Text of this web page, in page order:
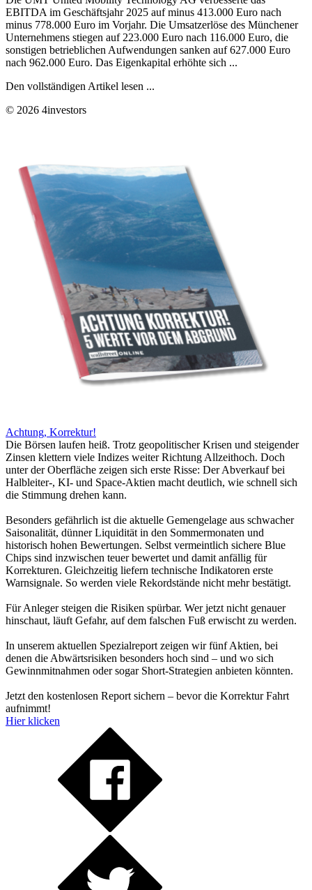
EBITDA im Geschäftsjahr 2025 auf minus 413.000 Euro nach
minus 778.000 Euro im Vorjahr. Die Umsatzerlöse des Münchener
Unternehmens stiegen auf 223.000 Euro nach 116.000 Euro, die
sonstigen betrieblichen Aufwendungen sanken auf 627.000 Euro
nach 962.000 Euro. Das Eigenkapital erhöhte sich ...
Den vollständigen Artikel lesen ...
© 2026 4investors
Achtung, Korrektur!
Die Börsen laufen heiß. Trotz geopolitischer Krisen und steigender
Zinsen klettern viele Indizes weiter Richtung Allzeithoch. Doch
unter der Oberfläche zeigen sich erste Risse: Der Abverkauf bei
Halbleiter-, KI- und Space-Aktien macht deutlich, wie schnell sich
die Stimmung drehen kann.
Besonders gefährlich ist die aktuelle Gemengelage aus schwacher
Saisonalität, dünner Liquidität in den Sommermonaten und
historisch hohen Bewertungen. Selbst vermeintlich sichere Blue
Chips sind inzwischen teuer bewertet und damit anfällig für
Korrekturen. Gleichzeitig liefern technische Indikatoren erste
Warnsignale. So werden viele Rekordstände nicht mehr bestätigt.
Für Anleger steigen die Risiken spürbar. Wer jetzt nicht genauer
hinschaut, läuft Gefahr, auf dem falschen Fuß erwischt zu werden.
In unserem aktuellen Spezialreport zeigen wir fünf Aktien, bei
denen die Abwärtsrisiken besonders hoch sind – und wo sich
Gewinnmitnahmen oder sogar Short-Strategien anbieten könnten.
Jetzt den kostenlosen Report sichern – bevor die Korrektur Fahrt
aufnimmt!
Hier klicken